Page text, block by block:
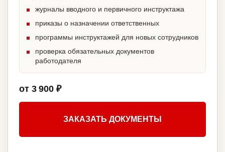
журналы вводного и первичного инструктажа
приказы о назначении ответственных
программы инструктажей для новых сотрудников
проверка обязательных документов
работодателя
от 3 900 ₽
ЗАКАЗАТЬ ДОКУМЕНТЫ